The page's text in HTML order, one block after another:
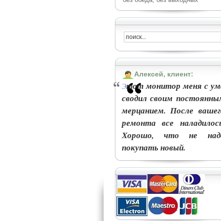
Алексей, клиент:
Этот монитор меня с
сводил своим
мерцанием. После
ремонта все
Хорошо, что не
покупать новый.